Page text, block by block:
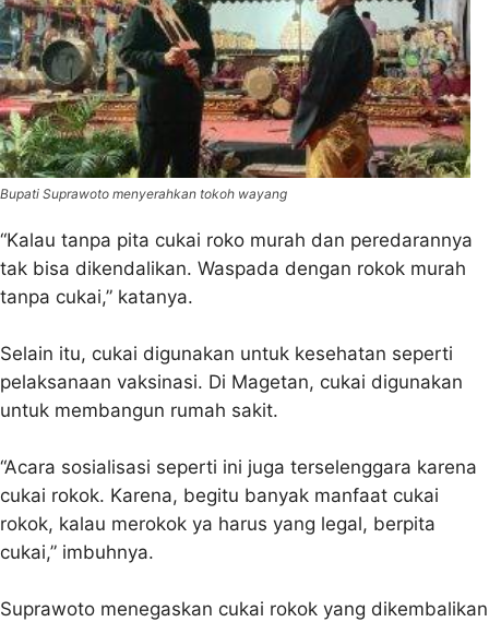
Bupati Suprawoto menyerahkan tokoh wayang
“Kalau tanpa pita cukai roko murah dan peredarannya
tak bisa dikendalikan. Waspada dengan rokok murah
tanpa cukai,” katanya.
Selain itu, cukai digunakan untuk kesehatan seperti
pelaksanaan vaksinasi. Di Magetan, cukai digunakan
untuk membangun rumah sakit.
“Acara sosialisasi seperti ini juga terselenggara karena
cukai rokok. Karena, begitu banyak manfaat cukai
rokok, kalau merokok ya harus yang legal, berpita
cukai,” imbuhnya.
Suprawoto menegaskan cukai rokok yang dikembalikan